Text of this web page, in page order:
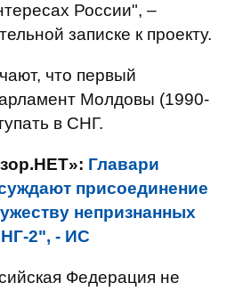
России", –
записке к проекту.
что первый
Молдовы (1990-
в СНГ.
Главари
присоединение
непризнанных
2", - ИС
Федерация не